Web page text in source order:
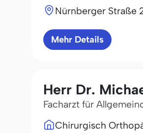
Nürnberger Straße
Mehr Details
Herr Dr.
Facharzt für
Chirurgisch